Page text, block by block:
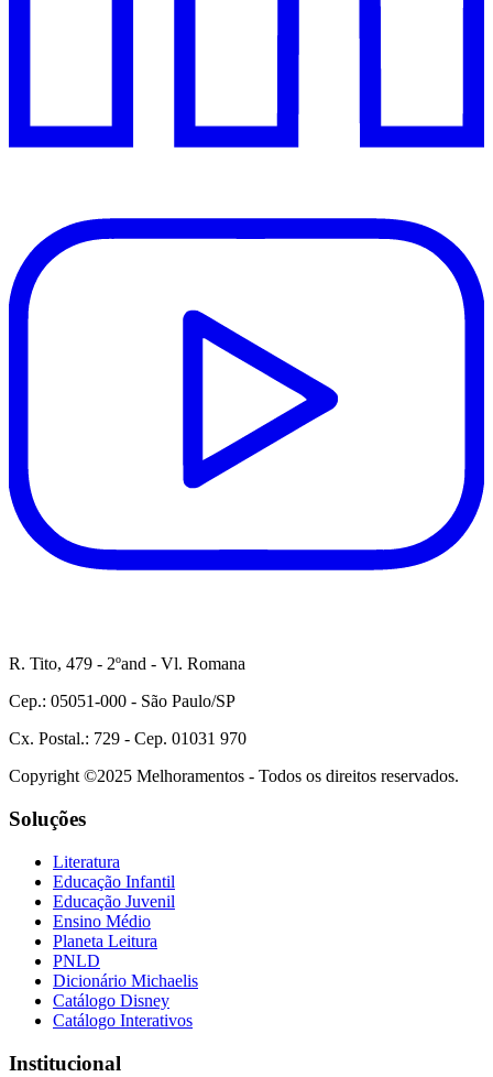
R. Tito, 479 - 2ºand - Vl. Romana
Cep.: 05051-000 - São Paulo/SP
Cx. Postal.: 729 - Cep. 01031 970
Copyright ©2025 Melhoramentos - Todos os direitos reservados.
Soluções
Literatura
Educação Infantil
Educação Juvenil
Ensino Médio
Planeta Leitura
PNLD
Dicionário Michaelis
Catálogo Disney
Catálogo Interativos
Institucional